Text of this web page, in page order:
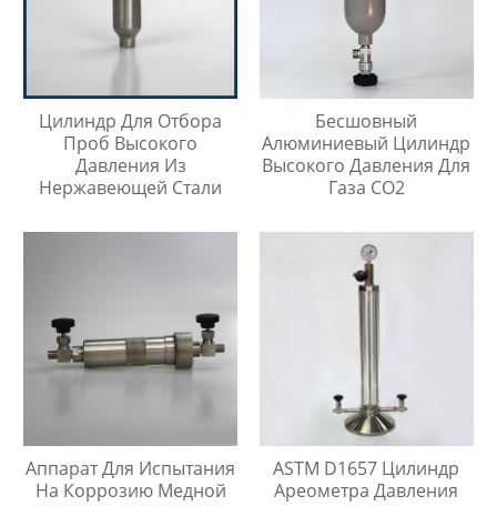
Цилиндр Для Отбора
Проб Высокого
Давления Из
Нержавеющей Стали
Бесшовный
Алюминиевый Цилиндр
Высокого Давления Для
Газа CO2
Аппарат Для Испытания
На Коррозию Медной
ASTM D1657 Цилиндр
Ареометра Давления